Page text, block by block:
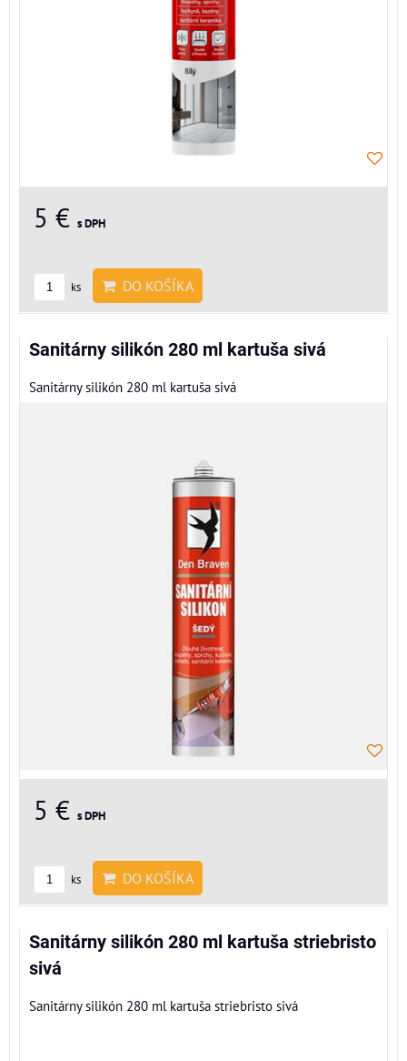
5 € s DPH
ks DO KOŠÍKA
Sanitárny silikón 280 ml kartuša sivá
Sanitárny silikón 280 ml kartuša sivá
5 € s DPH
ks DO KOŠÍKA
Sanitárny silikón 280 ml kartuša striebristo
sivá
Sanitárny silikón 280 ml kartuša striebristo sivá